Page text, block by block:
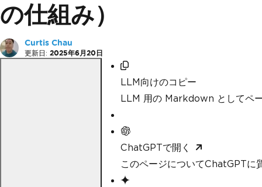
の仕組み）
Curtis Chau
更新日: 2025年6月20日
LLM向けのコピー
LLM 用の Markdown としてペ
ChatGPTで開く
このページについてChatGPTに